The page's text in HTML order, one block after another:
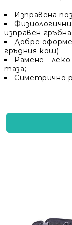
Ортези
Грижа За
Изправена
изправен
Добре
гръдния кош);
Рамене -
таза;
Симетрично